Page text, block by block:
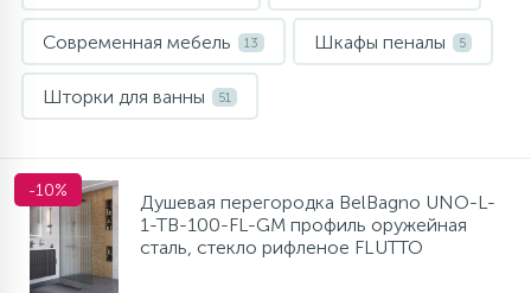
Современная мебель 13 Шкафы пеналы 5
Шторки для ванны 51
-10%
Душевая перегородка BelBagno UNO-L-
1-TB-100-FL-GM профиль оружейная
сталь, стекло рифленое FLUTTO